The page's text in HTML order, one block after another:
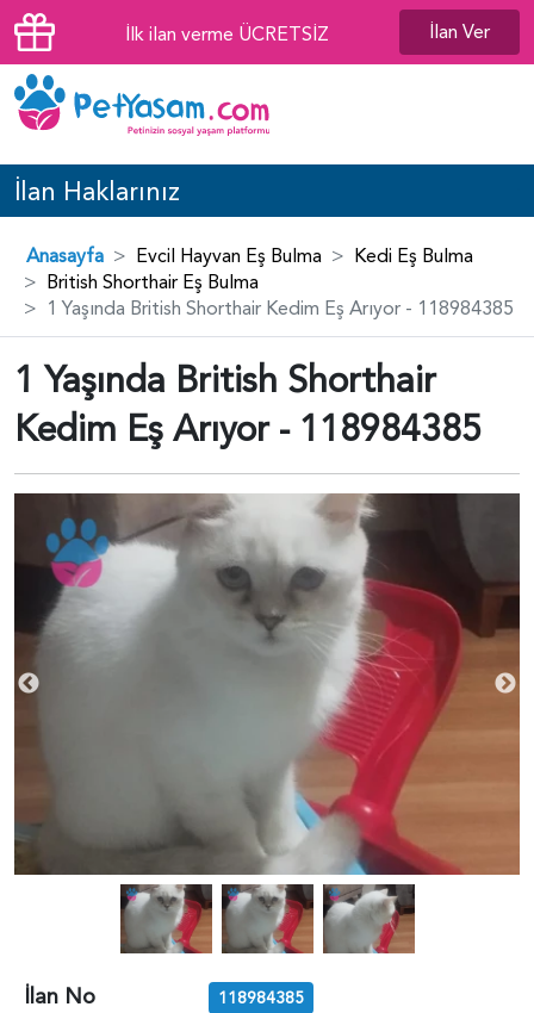
İlk ilan verme ÜCRETSİZ İlan Ver
İlan Haklarınız
Anasayfa Evcil Hayvan Eş Bulma
Kedi Eş Bulma
British Shorthair Eş Bulma
1 Yaşında British Shorthair Kedim Eş Arıyor - 118984385
1 Yaşında British Shorthair
Kedim Eş Arıyor - 118984385
İlan No 118984385